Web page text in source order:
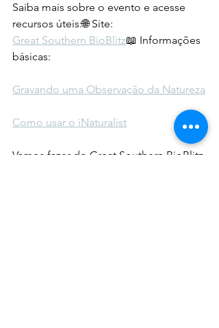
Saiba mais sobre o evento e acesse
recursos úteis:🌐 Site:
Great Southern BioBlitz📖 Informações
básicas:
Gravando uma Observação da Natureza
Como usar o iNaturalist
Vamos fazer do Great Southern BioBlitz